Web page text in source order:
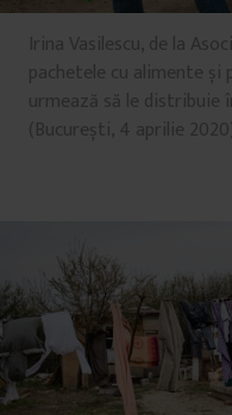
Irina Vasilescu, de la
pachetele cu alimente și
urmează să le distribuie
(București, 4 aprilie